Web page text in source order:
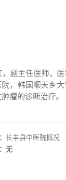
副主任医师，医
院，韩国顺天乡
肿瘤的诊断治疗。
长丰县中医院概况
无